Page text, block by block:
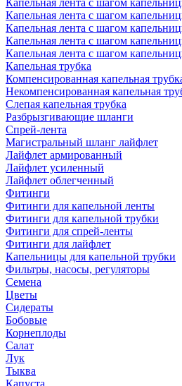
Капельная лента с шагом
Капельная лента с шагом
Капельная лента с шагом
Капельная лента с шагом
Капельная лента с шагом
Капельная трубка
Компенсированная капельная
Некомпенсированная капельная
Слепая капельная трубка
Разбрызгивающие шланги
Спрей-лента
Магистральный шланг лайфлет
Лайфлет армированный
Лайфлет усиленный
Лайфлет облегченный
Фитинги
Фитинги для капельной ленты
Фитинги для капельной трубки
Фитинги для спрей-ленты
Фитинги для лайфлет
Капельницы для капельной трубки
Фильтры, насосы, регуляторы
Семена
Цветы
Сидераты
Бобовые
Корнеплоды
Салат
Лук
Тыква
Капуста